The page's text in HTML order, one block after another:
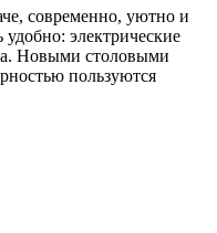
современно, уютно и
электрические
Новыми столовыми
пользуются